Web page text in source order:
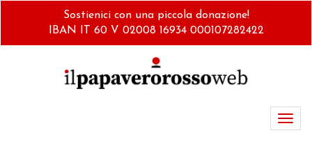
Sostienici con una piccola donazione!
IBAN IT 60 V 02008 16934 000107282422